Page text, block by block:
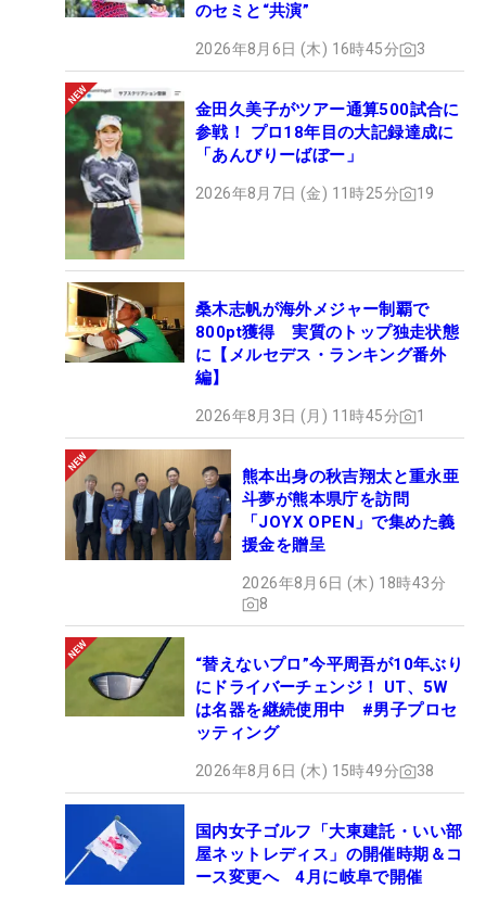
のセミと“共演”
2026年8月6日 (木) 16時45分 3
金田久美子がツアー通算500試合に
参戦！ プロ18年目の大記録達成に
「あんびりーばぼー」
2026年8月7日 (金) 11時25分 19
桑木志帆が海外メジャー制覇で
800pt獲得 実質のトップ独走状態
に【メルセデス・ランキング番外
編】
2026年8月3日 (月) 11時45分 1
熊本出身の秋吉翔太と重永亜
斗夢が熊本県庁を訪問
「JOYX OPEN」で集めた義
援金を贈呈
2026年8月6日 (木) 18時43分
8
“替えないプロ”今平周吾が10年ぶり
にドライバーチェンジ！ UT、5W
は名器を継続使用中 #男子プロセ
ッティング
2026年8月6日 (木) 15時49分 38
国内女子ゴルフ「大東建託・いい部
屋ネットレディス」の開催時期＆コ
ース変更へ 4月に岐阜で開催